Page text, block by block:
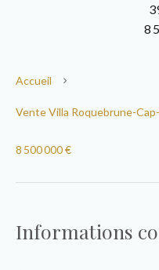
8
Accueil
Vente Villa Roquebrune-
8 500 000 €
Informations